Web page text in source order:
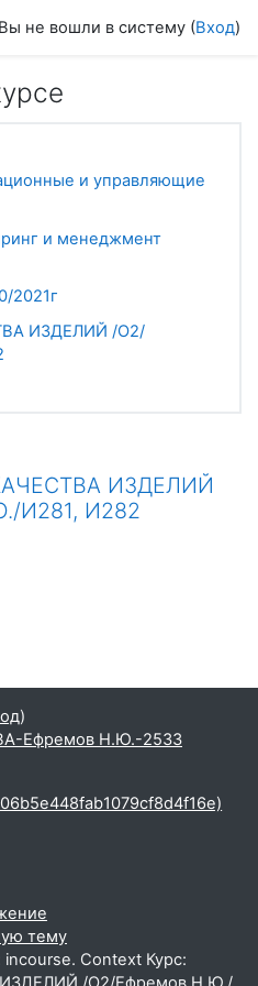
Вы не вошли в систему (Вход)
и управляющие
и менеджмент
2021г
ИЗДЕЛИЙ /О2/
ИЗДЕЛИЙ
И281, И282
)
Ефремов Н.Ю.-2533
тему
Context Курс: